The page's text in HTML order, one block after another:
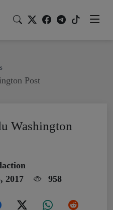
Post
Washington
2017
958